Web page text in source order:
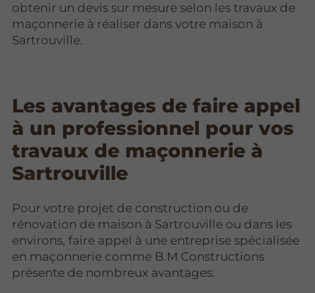
obtenir un devis sur mesure selon les travaux de
maçonnerie à réaliser dans votre maison à
Sartrouville.
Les avantages de faire appel
à un professionnel pour vos
travaux de maçonnerie à
Sartrouville
Pour votre projet de construction ou de
rénovation de maison à Sartrouville ou dans les
environs, faire appel à une entreprise spécialisée
en maçonnerie comme B.M Constructions
présente de nombreux avantages.